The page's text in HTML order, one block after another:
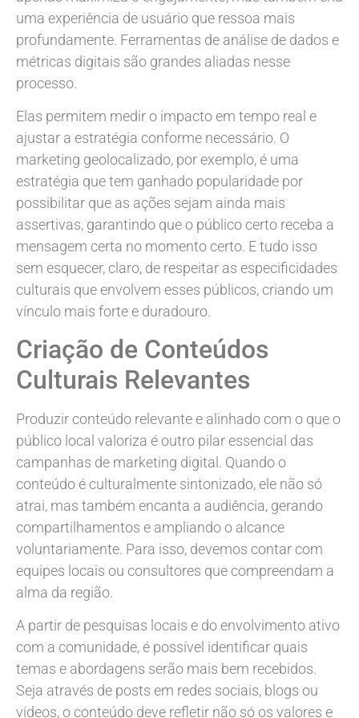
uma experiência de usuário que ressoa mais
profundamente. Ferramentas de análise de dados e
métricas digitais são grandes aliadas nesse
processo.
Elas permitem medir o impacto em tempo real e
ajustar a estratégia conforme necessário. O
marketing geolocalizado, por exemplo, é uma
estratégia que tem ganhado popularidade por
possibilitar que as ações sejam ainda mais
assertivas, garantindo que o público certo receba a
mensagem certa no momento certo. E tudo isso
sem esquecer, claro, de respeitar as especificidades
culturais que envolvem esses públicos, criando um
vínculo mais forte e duradouro.
Criação de Conteúdos
Culturais Relevantes
Produzir conteúdo relevante e alinhado com o que o
público local valoriza é outro pilar essencial das
campanhas de marketing digital. Quando o
conteúdo é culturalmente sintonizado, ele não só
atrai, mas também encanta a audiência, gerando
compartilhamentos e ampliando o alcance
voluntariamente. Para isso, devemos contar com
equipes locais ou consultores que compreendam a
alma da região.
A partir de pesquisas locais e do envolvimento ativo
com a comunidade, é possível identificar quais
temas e abordagens serão mais bem recebidos.
Seja através de posts em redes sociais, blogs ou
vídeos, o conteúdo deve refletir não só os valores e